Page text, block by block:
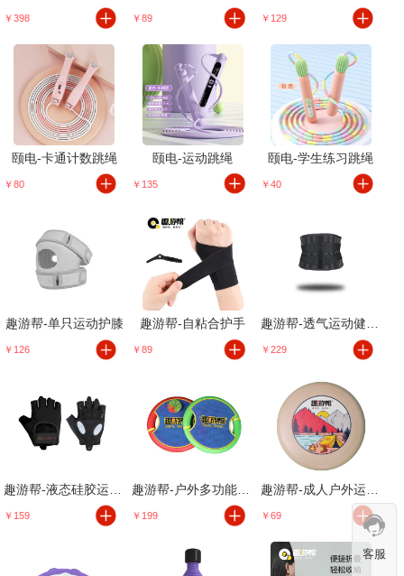
￥398 ￥89 ￥129
颐电-卡通计数跳绳
￥80
颐电-运动跳绳
￥135
颐电-学生练习跳绳
￥40
趣游帮-单只运动护膝
￥126
趣游帮-自粘合护手
￥89
趣游帮-透气运动健身护腰
￥229
￥159 ￥199 ￥69
客服